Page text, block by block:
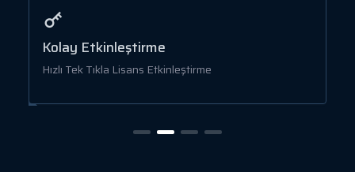
Kolay Etkinleştirme
Hızlı Tek Tıkla Lisans Etkinleştirme